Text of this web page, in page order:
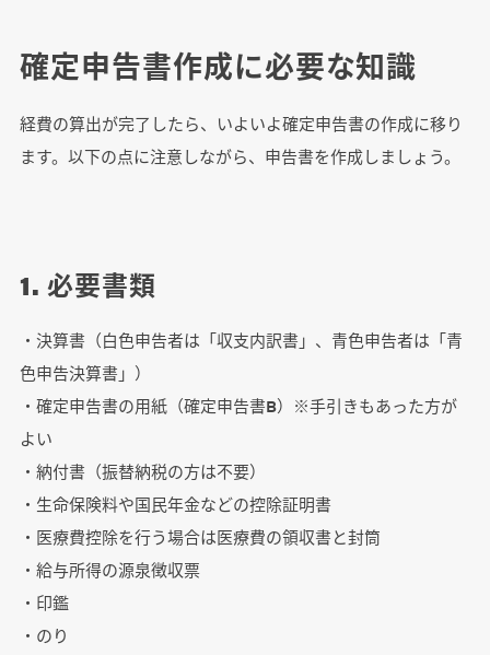
確定申告書作成に必要な知識
経費の算出が完了したら、いよいよ確定申告書の作成に移り
ます。以下の点に注意しながら、申告書を作成しましょう。
1. 必要書類
・決算書（白色申告者は「収支内訳書」、青色申告者は「青
色申告決算書」）
・確定申告書の用紙（確定申告書B）※手引きもあった方が
よい
・納付書（振替納税の方は不要）
・生命保険料や国民年金などの控除証明書
・医療費控除を行う場合は医療費の領収書と封筒
・給与所得の源泉徴収票
・印鑑
・のり